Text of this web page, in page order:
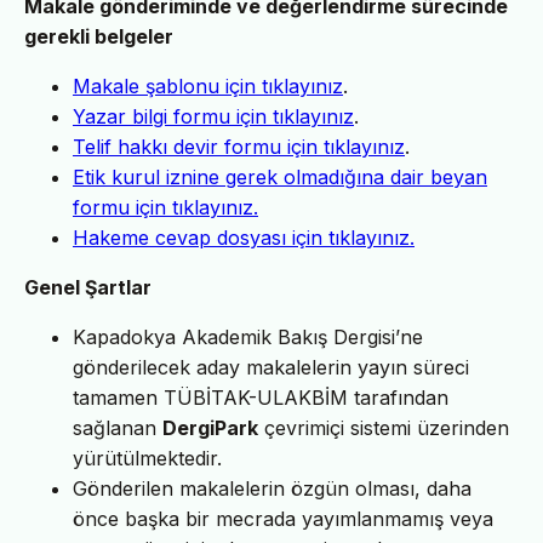
Makale gönderiminde ve değerlendirme sürecinde
gerekli belgeler
Makale şablonu için tıklayınız.
Yazar bilgi formu için tıklayınız.
Telif hakkı devir formu için tıklayınız.
Etik kurul iznine gerek olmadığına dair beyan
formu için tıklayınız.
Hakeme cevap dosyası için tıklayınız.
Genel Şartlar
Kapadokya Akademik Bakış Dergisi’ne
gönderilecek aday makalelerin yayın süreci
tamamen TÜBİTAK-ULAKBİM tarafından
sağlanan DergiPark çevrimiçi sistemi üzerinden
yürütülmektedir.
Gönderilen makalelerin özgün olması, daha
önce başka bir mecrada yayımlanmamış veya